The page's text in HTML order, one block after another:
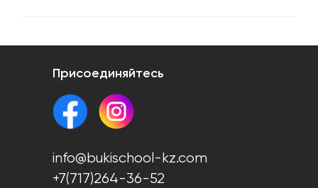
Присоединяйтесь
info@bukischool-kz.com
+7(717)264-36-52